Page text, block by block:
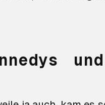
und